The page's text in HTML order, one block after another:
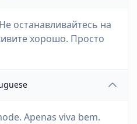
останавливайтесь на
хорошо. Просто
Apenas viva bem.